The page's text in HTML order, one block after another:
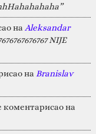
на Aleksandar
NIJE
на Branislav
коментарисао на